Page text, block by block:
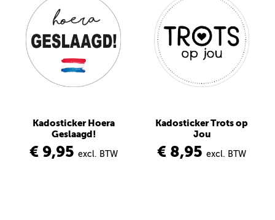
Kadosticker Hoera
Geslaagd!
€ 9,95 excl. BTW
Kadosticker Trots op
Jou
€ 8,95 excl. BTW